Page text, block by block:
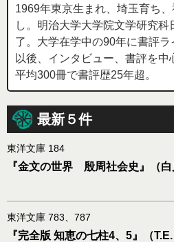
1969年東京生まれ、埼玉育ち
し。明治大学大学院文学研究
了。大学在学中の90年に書評ラ
以後、インタビュー、書評を
平均300冊で書評歴25年超。
最新５件
東洋文庫 184
『金文の世界 殷周社会史』（白
東洋文庫 783、787
『完全版 知恵の七柱4、5』（